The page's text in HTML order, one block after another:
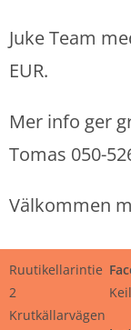
Juke Team
EUR.
Mer info ger
Tomas 050-
Välkommen
Ruutikellarintie
2
Krutkällarvägen